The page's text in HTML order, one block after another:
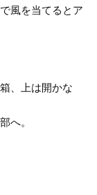
風を当てるとア
、上は開かな
へ。